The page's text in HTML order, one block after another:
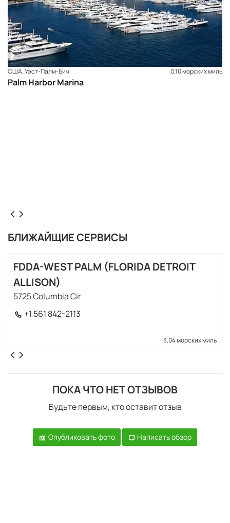
США, Уэст-Палм-Бич 0,10 морских миль
Palm Harbor Marina
БЛИЖАЙЩИЕ СЕРВИСЫ
FDDA-WEST PALM (FLORIDA DETROIT
ALLISON)
5725 Columbia Cir
+1 561 842-2113
3,04 морских миль
ПОКА ЧТО НЕТ ОТЗЫВОВ
Будьте первым, кто оставит отзыв
Опубликовать фото Написать обзор